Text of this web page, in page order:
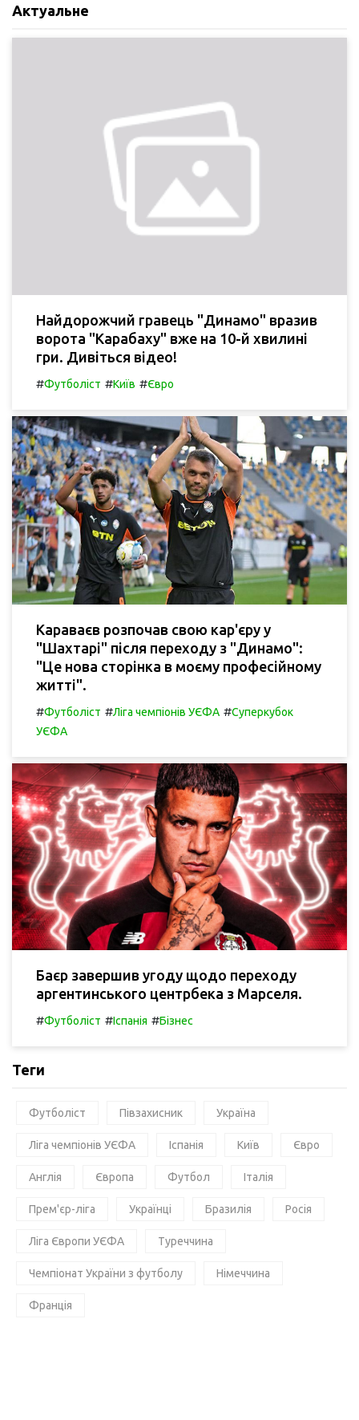
Актуальне
Найдорожчий гравець "Динамо" вразив
ворота "Карабаху" вже на 10-й хвилині
гри. Дивіться відео!
#Футболіст #Київ #Євро
Караваєв розпочав свою кар'єру у
"Шахтарі" після переходу з "Динамо":
"Це нова сторінка в моєму професійному
житті".
#Футболіст #Ліга чемпіонів УЄФА #Суперкубок
УЄФА
Баєр завершив угоду щодо переходу
аргентинського центрбека з Марселя.
#Футболіст #Іспанія #Бізнес
Теги
Футболіст Півзахисник Україна
Ліга чемпіонів УЄФА Іспанія Київ Євро
Англія Європа Футбол Італія
Прем'єр-ліга Українці Бразилія Росія
Ліга Європи УЄФА Туреччина
Чемпіонат України з футболу Німеччина
Франція